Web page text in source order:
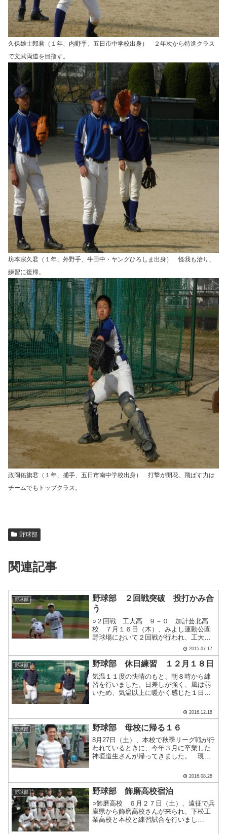
久保雄士郎君（１年、内野手、五日市中学校出身） ２年次から特進クラス
で文武両道を目指す。
坊本宗久君（１年、外野手、牛田中・ヤングひろしま出身） 怪我も治り、
練習に復帰。
政岡佑旗君（１年、捕手、五日市南中学校出身） 打撃が開花。飛ばす力は
チームでもトップクラス。
野球部
関連記事
野球部
野球部 ２回戦突破 投打かみ合
う
○２回戦 工大高 ９－０ 加計芸北高
校 ７月１６日（木）、みよし運動公園
野球場において２回戦が行われ、工大高
校は加計芸北高校に快勝し、３回戦に駒
を進めました。 序盤から攻守ともに力
を発揮しました。攻撃陣は２回、園生が
安打で出塁し相手の失策も.....
2015.07.17
野球部 野球部 休日練習 １２月１８日
気温１１度の快晴のもと、朝８時から練
習を行いました。日差しが強く、風は弱
いため、気温以上に暖かく感じた１日で
（？）、野球がしっかりできました。
８時～アップ ９時～ティーバッティン
グとノックの入れ替え １２時～.....
2016.12.18
野球部 野球部 母校に帰る１６
8月27日（土）、本校で秋季リーグ戦が行
われているときに、今年３月に卒業した
神垣道生さんが帰ってきました。 現在
し、保育士を目指して勉強に励んでいま
す。保育、教育の歴史なども学び、奥の
深さや大変さを痛感して.....
2016.08.28
野球部 野球部 飾磨高校宿泊
○飾磨高校 ６月２７日（土）、遠征で兵
庫県から飾磨高校さんが来られ、下松工
業高校と本校と練習試合を行いまし